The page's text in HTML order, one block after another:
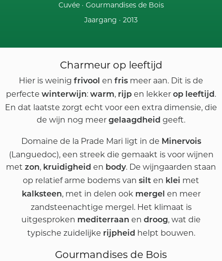
Cuvée · Gourmandises de Bois
Jaargang · 2013
Charmeur op leeftijd
Hier is weinig frivool en fris meer aan. Dit is de
perfecte winterwijn: warm, rijp en lekker op leeftijd .
En dat laatste zorgt echt voor een extra dimensie, die
de wijn nog meer gelaagdheid geeft.
Domaine de la Prade Mari ligt in de Minervois
(Languedoc), een streek die gemaakt is voor wijnen
met zon, kruidigheid en body. De wijngaarden staan
op relatief arme bodems van silt en klei met
kalksteen, met in delen ook mergel en meer
zandsteenachtige mergel. Het klimaat is
uitgesproken mediterraan en droog, wat die
typische zuidelijke rijpheid helpt bouwen.
Gourmandises de Bois